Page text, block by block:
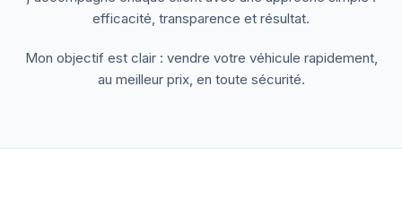
efficacité, transparence et résultat.
Mon objectif est clair : vendre votre véhicule rapidement,
au meilleur prix, en toute sécurité.